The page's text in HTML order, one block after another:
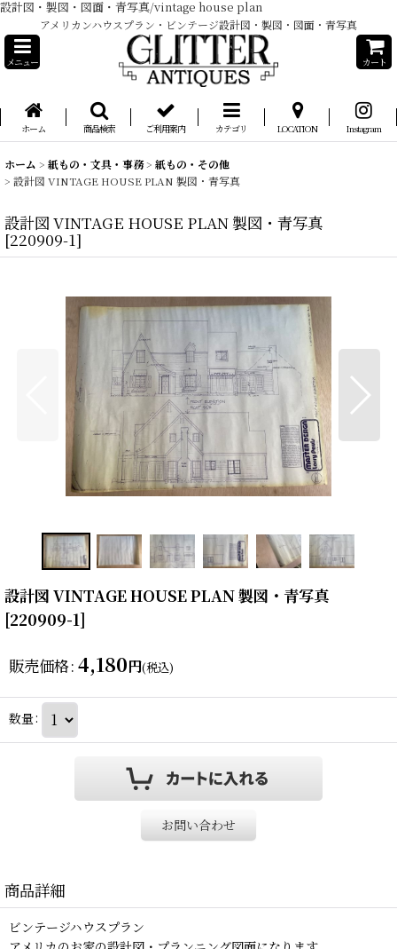
設計図・製図・図面・青写真/vintage house plan
アメリカンハウスプラン・ビンテージ設計図・製図・図面・青写真
メニュー カート
ホーム 商品検索 ご利用案内 カテゴリ LOCATION Instagram
ホーム > 紙もの・文具・事務> 紙もの・その他
> 設計図 VINTAGE HOUSE PLAN 製図・青写真
設計図 VINTAGE HOUSE PLAN 製図・青写真
[220909-1]
設計図 VINTAGE HOUSE PLAN 製図・青写真
[220909-1]
販売価格: 4,180円(税込)
数量:
お問い合わせ
商品詳細
ビンテージハウスプラン